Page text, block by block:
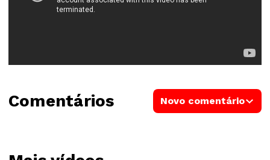
Comentários Novo comentário